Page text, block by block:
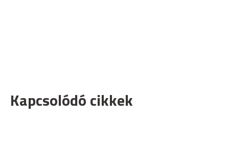
Kapcsolódó cikkek